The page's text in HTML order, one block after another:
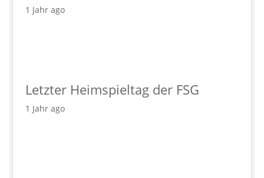
1 Jahr ago
Letzter Heimspieltag der FSG
1 Jahr ago